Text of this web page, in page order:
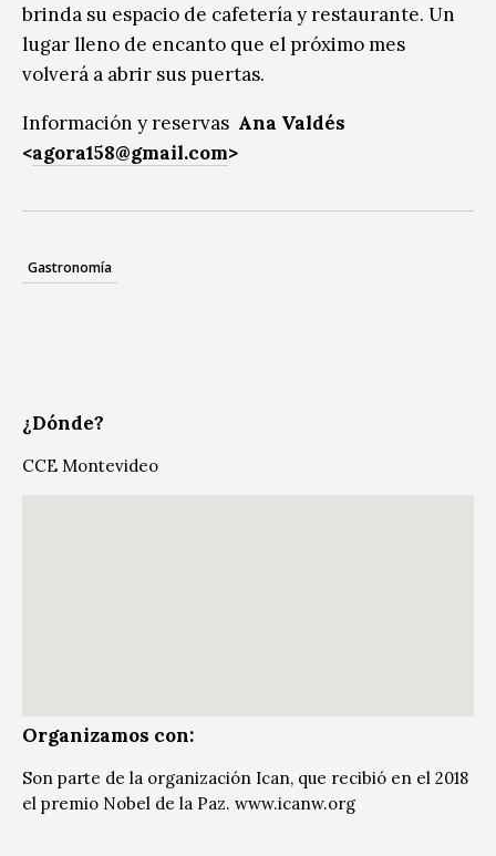
brinda su espacio de cafetería y restaurante. Un
lugar lleno de encanto que el próximo mes
volverá a abrir sus puertas.
Información y reservas Ana Valdés
<agora158@gmail.com>
Gastronomía
¿Dónde?
CCE Montevideo
Organizamos con:
Son parte de la organización Ican, que recibió en el 2018
el premio Nobel de la Paz. www.icanw.org